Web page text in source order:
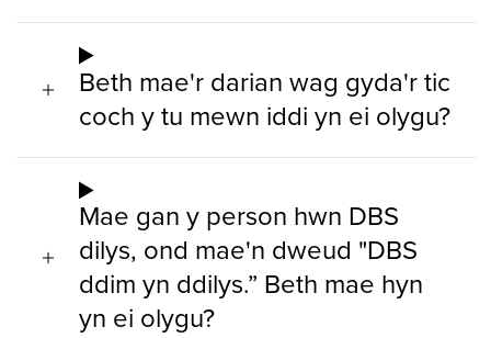
Beth mae'r darian wag gyda'r tic
coch y tu mewn iddi yn ei olygu?
Mae gan y person hwn DBS
dilys, ond mae'n dweud "DBS
ddim yn ddilys.” Beth mae hyn
yn ei olygu?